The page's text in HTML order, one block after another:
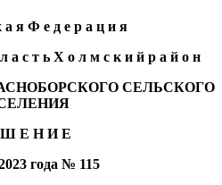
а я Ф е д е р а ц и я
а с т ь Х о л м с к и й р а й о н
СЕЛЬСКОГО
Ш Е Н И Е
года № 115